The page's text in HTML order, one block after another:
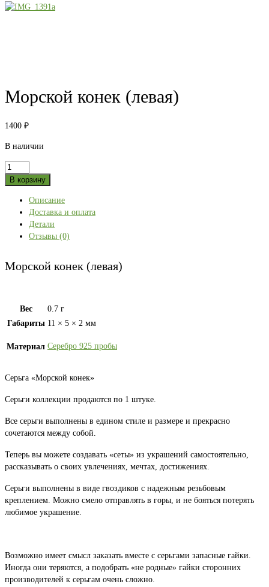
Морской конек (левая)
1400 ₽
В наличии
Количество
товара
конек
(левая)
В корзину
Описание
Доставка и оплата
Детали
Отзывы (0)
Морской конек (левая)
Вес
0.7 г
Габариты 11 × 5 × 2 мм
Материал Серебро 925 пробы
Серьга «Морской конек»
Серьги коллекции продаются по 1 штуке.
Все серьги выполнены в едином стиле и размере и прекрасно
сочетаются между собой.
Теперь вы можете создавать «сеты» из украшений самостоятельно,
рассказывать о своих увлечениях, мечтах, достижениях.
Серьги выполнены в виде гвоздиков с надежным резьбовым
креплением. Можно смело отправлять в горы, и не бояться потерять
любимое украшение.
Возможно имеет смысл заказать вместе с серьгами запасные гайки.
Иногда они теряются, а подобрать «не родные» гайки сторонних
производителей к серьгам очень сложно.